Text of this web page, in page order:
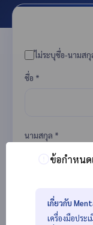
ข้อกำหนด
เกี่ยวกับ
เครื่องมือประ
ไม่ระบุชื่อ-นามสกุ
ชื่อ *
นามสกุล *